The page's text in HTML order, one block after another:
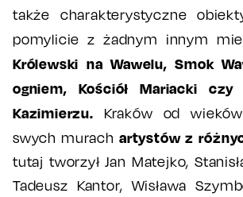
także charakterystyczne
pomylicie z żadnym innym
Królewski na Wawelu, Smok
ogniem, Kościół Mariacki czy
Kazimierzu. Kraków od
swych murach artystów z
tutaj tworzył Jan Matejko,
Tadeusz Kantor, Wisława